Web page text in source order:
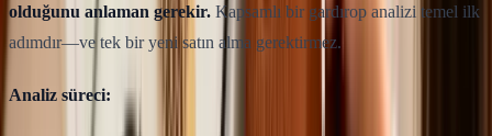
olduğunu anlaman gerekir. Kapsamlı bir gardırop analizi temel ilk
adımdır—ve tek bir yeni satın alma gerektirmez.
Analiz süreci: